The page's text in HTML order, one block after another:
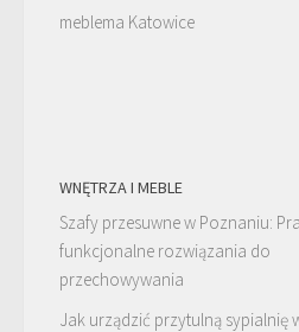
meblema Katowice
WNĘTRZA I MEBLE
Szafy przesuwne w Poznaniu:
funkcjonalne rozwiązania do
przechowywania
Jak urządzić przytulną sypialnię